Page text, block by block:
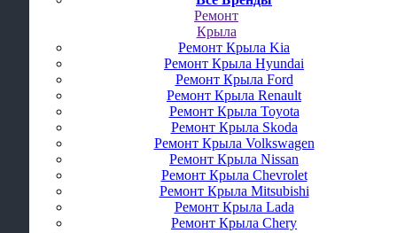
Ремонт
Крыла
Ремонт Крыла Kia
Ремонт Крыла Hyundai
Ремонт Крыла Ford
Ремонт Крыла Renault
Ремонт Крыла Toyota
Ремонт Крыла Skoda
Ремонт Крыла Volkswagen
Ремонт Крыла Nissan
Ремонт Крыла Chevrolet
Ремонт Крыла Mitsubishi
Ремонт Крыла Lada
Ремонт Крыла Chery